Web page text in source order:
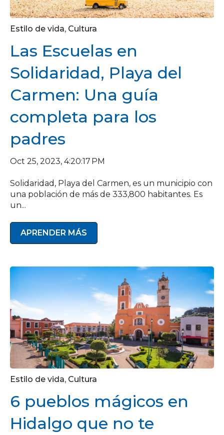
Estilo de vida, Cultura
Las Escuelas en
Solidaridad, Playa del
Carmen: Una guía
completa para los
padres
Oct 25, 2023, 4:20:17 PM
Solidaridad, Playa del Carmen, es un municipio con
una población de más de 333,800 habitantes. Es
un...
APRENDER MÁS
Estilo de vida, Cultura
6 pueblos mágicos en
Hidalgo que no te